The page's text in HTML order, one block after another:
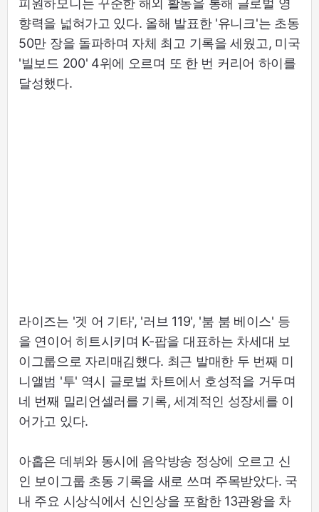
피원하모니는 꾸준한 해외 활동을 통해 글로벌 영
향력을 넓혀가고 있다. 올해 발표한 '유니크'는 초동
50만 장을 돌파하며 자체 최고 기록을 세웠고, 미국
'빌보드 200' 4위에 오르며 또 한 번 커리어 하이를
달성했다.
라이즈는 '겟 어 기타', '러브 119', '붐 붐 베이스' 등
을 연이어 히트시키며 K-팝을 대표하는 차세대 보
이그룹으로 자리매김했다. 최근 발매한 두 번째 미
니앨범 '투' 역시 글로벌 차트에서 호성적을 거두며
네 번째 밀리언셀러를 기록, 세계적인 성장세를 이
어가고 있다.
아홉은 데뷔와 동시에 음악방송 정상에 오르고 신
인 보이그룹 초동 기록을 새로 쓰며 주목받았다. 국
내 주요 시상식에서 신인상을 포함한 13관왕을 차